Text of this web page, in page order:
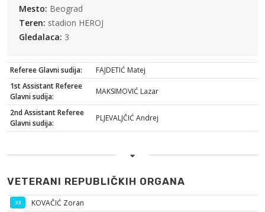
Mesto: Beograd
Teren: stadion HEROJ
Gledalaca: 3
Referee Glavni sudija:
FAJDETIĆ Matej
1st Assistant Referee
Glavni sudija:
MAKSIMOVIĆ Lazar
2nd Assistant Referee
Glavni sudija:
PLJEVALJČIĆ Andrej
VETERANI REPUBLIČKIH ORGANA
33 KOVAČIĆ Zoran